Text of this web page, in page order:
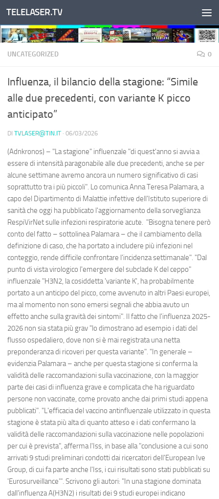
Salta al contenuto
TELELASER.TV
UNCATEGORIZED 0
Influenza, il bilancio della stagione: “Simile
alle due precedenti, con variante K picco
anticipato”
DI TVLASER@TIN.IT · 06/03/2026
(Adnkronos) – "La stagione" influenzale "di quest'anno si avvia a
essere di intensità paragonabile alle due precedenti, anche se per
alcune settimane avremo ancora un numero significativo di casi
soprattutto tra i più piccoli". Lo comunica Anna Teresa Palamara, a
capo del Dipartimento di Malattie infettive dell'Istituto superiore di
sanità che oggi ha pubblicato l'aggiornamento della sorveglianza
RespiVirNet sulle infezioni respiratorie acute. "Bisogna tenere però
conto del fatto – sottolinea Palamara – che il cambiamento della
definizione di caso, che ha portato a includere più infezioni nel
conteggio, rende difficile confrontare l'incidenza settimanale". "Dal
punto di vista virologico l'emergere del subclade K del ceppo"
influenzale "H3N2, la cosiddetta 'variante K', ha probabilmente
portato a un anticipo del picco, come avvenuto in altri Paesi europei,
ma al momento non sono emersi segnali che abbia avuto un
effetto anche sulla gravità dei sintomi". Il fatto che l'influenza 2025-
2026 non sia stata più grav "lo dimostrano ad esempio i dati del
flusso ospedaliero, dove non si è mai registrata una netta
preponderanza di ricoveri per questa variante". "In generale –
evidenzia Palamara – anche per questa stagione si conferma la
validità delle raccomandazioni sulla vaccinazione, con la maggior
parte dei casi di influenza grave e complicata che ha riguardato
persone non vaccinate, come provato anche dai primi studi appena
pubblicati". "L'efficacia del vaccino antinfluenzale utilizzato in questa
stagione è stata più alta di quanto atteso e i dati confermano la
validità delle raccomandazioni sulla vaccinazione nelle popolazioni
per cui è prevista", afferma l'Iss, in base alla "conclusione a cui sono
arrivati 9 studi preliminari condotti dai ricercatori dell'European Ive
Group, di cui fa parte anche l'Iss, i cui risultati sono stati pubblicati su
'Eurosurveillance'". Scrivono gli autori: "In una stagione dominata
dall'influenza A(H3N2) i risultati dei 9 studi europei indicano